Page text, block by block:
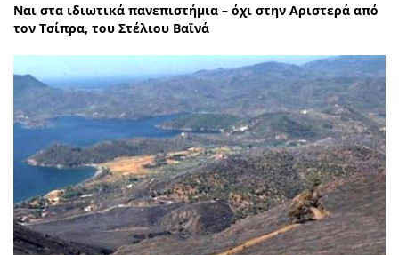
Ναι στα ιδιωτικά πανεπιστήμια – όχι στην Αριστερά από
τον Τσίπρα, του Στέλιου Βαϊνά